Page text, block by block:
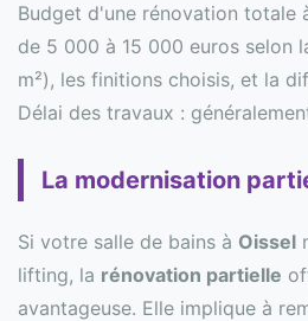
Budget d'une rénovation totale
de 5 000 à 15 000 euros selon
m²), les finitions choisis, et la
Délai des travaux :
La modernisation
Si votre salle de bains à Oissel
lifting, la rénovation partielle
avantageuse. Elle implique à